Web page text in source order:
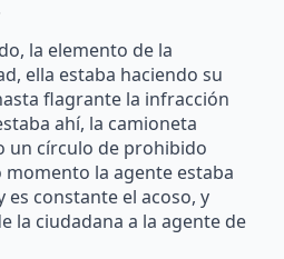
la elemento de la
ella estaba haciendo su
flagrante la infracción
ahí, la camioneta
un círculo de prohibido
momento la agente estaba
es constante el acoso, y
la ciudadana a la agente de